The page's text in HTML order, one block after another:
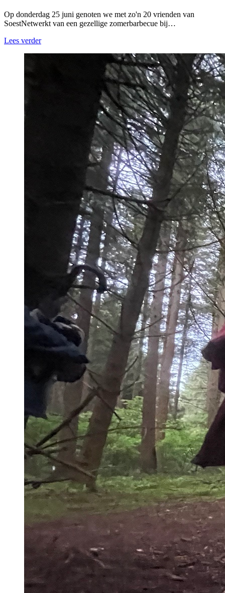
Op donderdag 25 juni genoten we met zo'n 20 vrienden van
SoestNetwerkt van een gezellige zomerbarbecue bij…
Lees verder